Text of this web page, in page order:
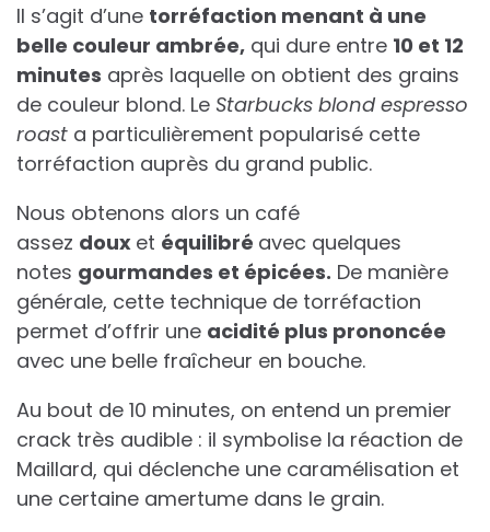
Il s’agit d’une torréfaction menant à une
belle couleur ambrée, qui dure entre 10 et 12
minutes après laquelle on obtient des grains
de couleur blond. Le Starbucks blond espresso
roast a particulièrement popularisé cette
torréfaction auprès du grand public.
Nous obtenons alors un café
assez doux et équilibré avec quelques
notes gourmandes et épicées. De manière
générale, cette technique de torréfaction
permet d’offrir une acidité plus prononcée
avec une belle fraîcheur en bouche.
Au bout de 10 minutes, on entend un premier
crack très audible : il symbolise la réaction de
Maillard, qui déclenche une caramélisation et
une certaine amertume dans le grain.